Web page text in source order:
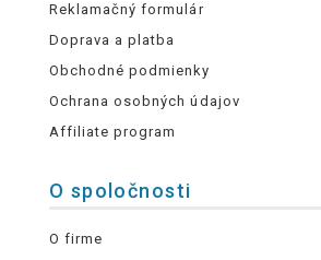
Reklamačný formulár
Doprava a platba
Obchodné podmienky
Ochrana osobných údajov
Affiliate program
O spoločnosti
O firme